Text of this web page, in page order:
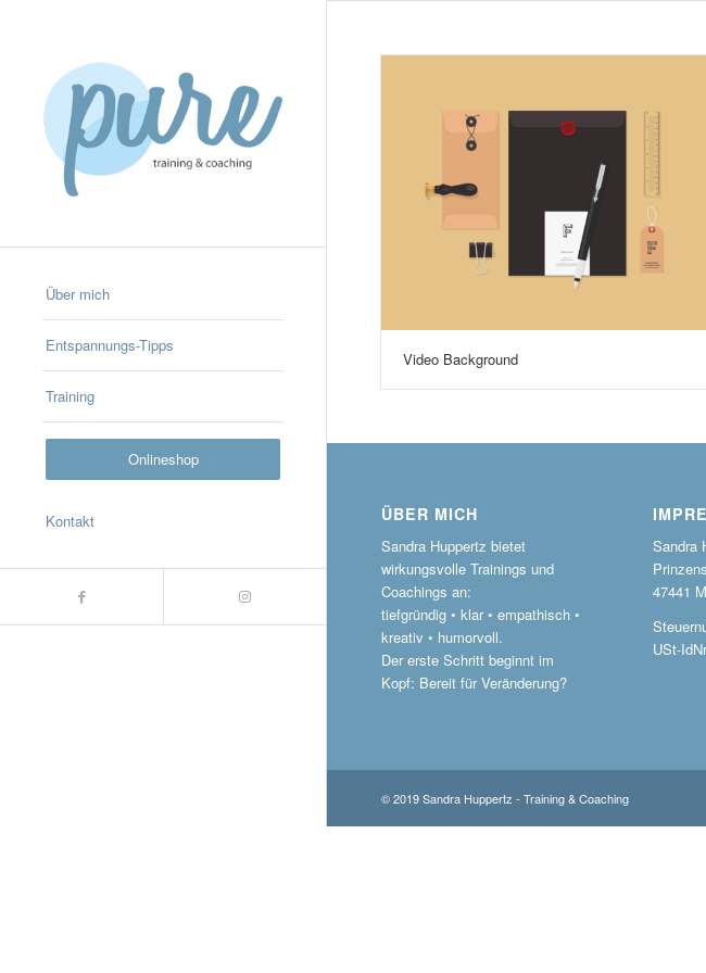
Über mich
Entspannungs-Tipps
Training
Onlineshop
Kontakt
Video Background
ÜBER MICH
Sandra Huppertz bietet
wirkungsvolle Trainings und
Coachings an:
tiefgründig • klar • empathisch •
kreativ • humorvoll.
Der erste Schritt beginnt im
Kopf: Bereit für Veränderung?
Sandra
47441
USt-
© 2019 Sandra Huppertz - Training & Coaching